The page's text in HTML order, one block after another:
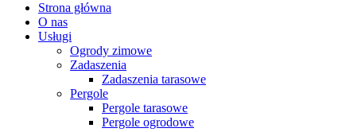
Strona główna
O nas
Usługi
Ogrody zimowe
Zadaszenia
Zadaszenia tarasowe
Pergole
Pergole tarasowe
Pergole ogrodowe